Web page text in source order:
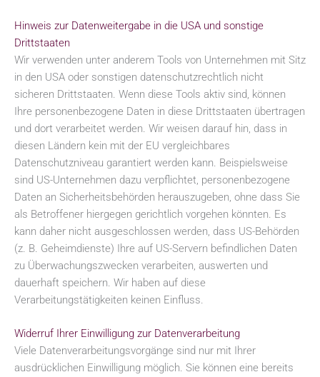
Hinweis zur Datenweitergabe in die USA und sonstige
Drittstaaten
Wir verwenden unter anderem Tools von Unternehmen mit Sitz
in den USA oder sonstigen datenschutzrechtlich nicht
sicheren Drittstaaten. Wenn diese Tools aktiv sind, können
Ihre personenbezogene Daten in diese Drittstaaten übertragen
und dort verarbeitet werden. Wir weisen darauf hin, dass in
diesen Ländern kein mit der EU vergleichbares
Datenschutzniveau garantiert werden kann. Beispielsweise
sind US-Unternehmen dazu verpflichtet, personenbezogene
Daten an Sicherheitsbehörden herauszugeben, ohne dass Sie
als Betroffener hiergegen gerichtlich vorgehen könnten. Es
kann daher nicht ausgeschlossen werden, dass US-Behörden
(z. B. Geheimdienste) Ihre auf US-Servern befindlichen Daten
zu Überwachungszwecken verarbeiten, auswerten und
dauerhaft speichern. Wir haben auf diese
Verarbeitungstätigkeiten keinen Einfluss.
Widerruf Ihrer Einwilligung zur Datenverarbeitung
Viele Datenverarbeitungsvorgänge sind nur mit Ihrer
ausdrücklichen Einwilligung möglich. Sie können eine bereits